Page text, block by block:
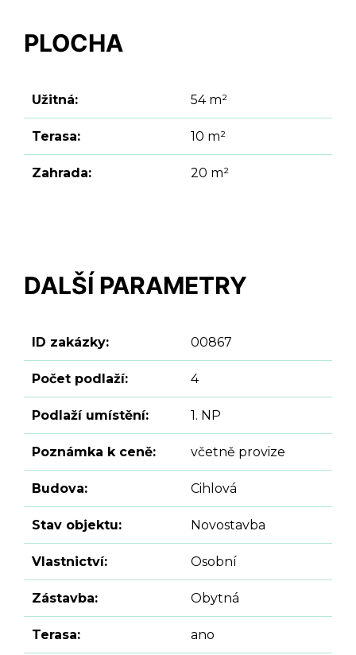
PLOCHA
Užitná: 54 m²
Terasa: 10 m²
Zahrada: 20 m²
DALŠÍ PARAMETRY
ID zakázky: 00867
Počet podlaží: 4
Podlaží umístění: 1. NP
Poznámka k ceně: včetně provize
Budova: Cihlová
Stav objektu: Novostavba
Vlastnictví: Osobní
Zástavba: Obytná
Terasa: ano